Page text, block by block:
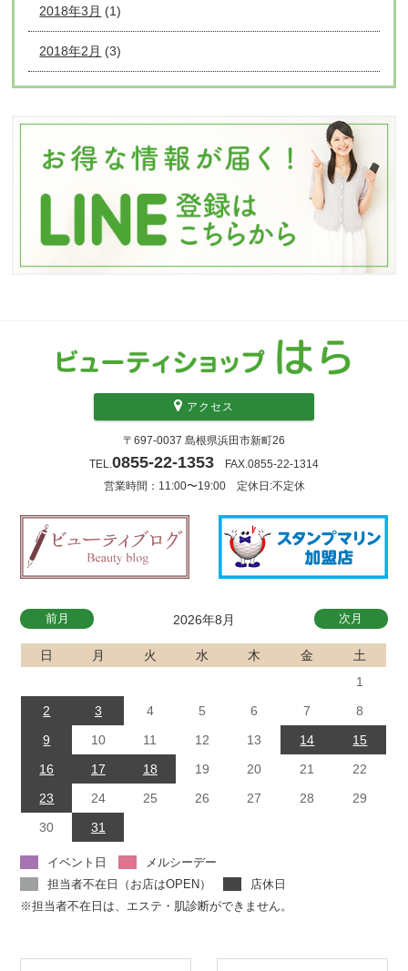
2018年3月 (1)
2018年2月 (3)
前月 2026年8月 次月
日 月 火 水 木 金
土
1
2
3 4 5 6 7
8
9
10 11 12 13 14
15
16
17 18 19 20 21
22
23
24 25 26 27 28
29
30
31
イベント日
メルシーデー
担当者不在日（お店はOPEN）
店休日
※担当者不在日は、エステ・肌診断ができません。
アクセス
〒697-0037 島根県浜田市新町26
TEL.0855-22-1353 FAX.0855-22-1314
営業時間：11:00〜19:00 定休日:不定休